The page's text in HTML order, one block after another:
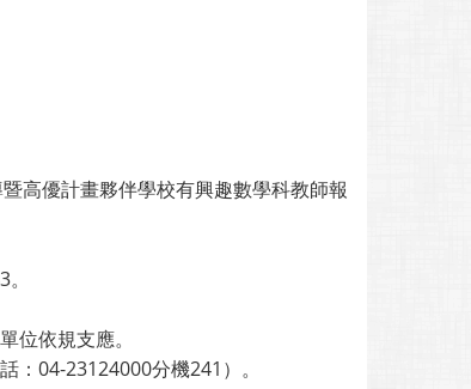
高優計畫夥伴學校有興趣數學科教師報
位依規支應。
：04-23124000分機241）。